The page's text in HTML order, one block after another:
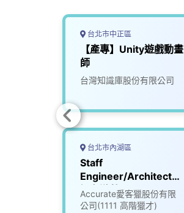
台北市中正區
【產專】Unity遊戲動畫
師
台灣知識庫股份有限公司
台北市內湖區
Staff
Engineer/Architect_
知名遊戲公司
(3008596)
Accurate愛客獵股份有限
公司(1111 高階獵才)